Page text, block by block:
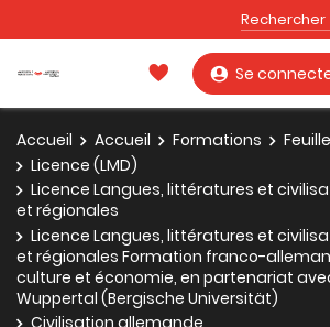
Se
Accueil Accueil Formations
Licence (LMD)
Licence Langues, littératures et
et régionales
Licence Langues, littératures et
et régionales Formation franco-
culture et économie, en partenariat
Wuppertal (Bergische Universität)
Civilisation allemande